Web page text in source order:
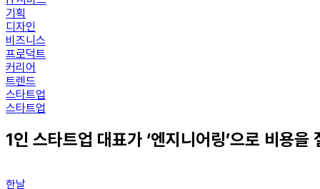
기획
디자인
비즈니스
프로덕트
커리어
트렌드
스타트업
스타트업
1인 스타트업 대표가 ‘엔지니어링’으로 비용을
한날